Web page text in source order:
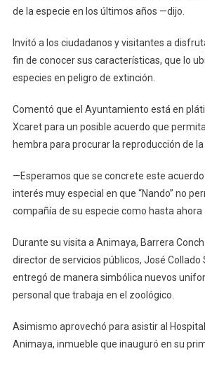
de la especie en los últimos años —dijo.
Invitó a los ciudadanos y visitantes a
fin de conocer sus características, que lo
especies en peligro de extinción.
Comentó que el Ayuntamiento está en
Xcaret para un posible acuerdo que
hembra para procurar la reproducción de la
—Esperamos que se concrete este
interés muy especial en que “Nando” no
compañía de su especie como hasta ahora
Durante su visita a Animaya, Barrera
director de servicios públicos, José Collado
entregó de manera simbólica nuevos
personal que trabaja en el zoológico.
Asimismo aprovechó para asistir al
Animaya, inmueble que inauguró en su